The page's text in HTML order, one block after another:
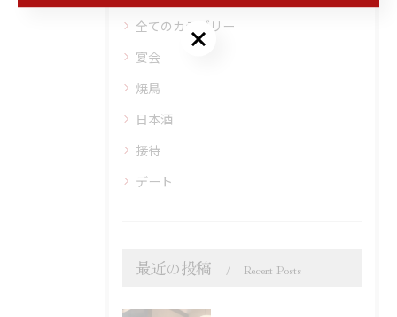
全てのカテゴリー
宴会
焼鳥
日本酒
接待
デート
最近の投稿 Recent Posts
お問い合わせはこちら